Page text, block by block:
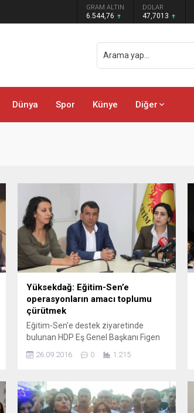
GRAM ALTIN
6.544,76
DOLAR
47,7013
Dünya Spor Künye Diğer
Yüksekdağ: Eğitim-Sen’e
operasyonların amacı toplumu
çürütmek
Eğitim-Sen'e destek ziyaretinde
bulunan HDP Eş Genel Başkanı Figen
girişimini fırsata çevirdiğini söyledi,
istiyorlar” dedi. Yüksekdağ, Eğitim-
Sen’e yönelik operasyonların amacının
ise ‘toplumu çürütmek’ olduğunu dile
26.09.2016 0 1.215